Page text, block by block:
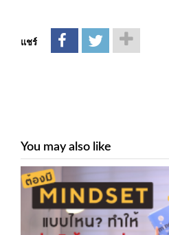
แชร์
You may also like